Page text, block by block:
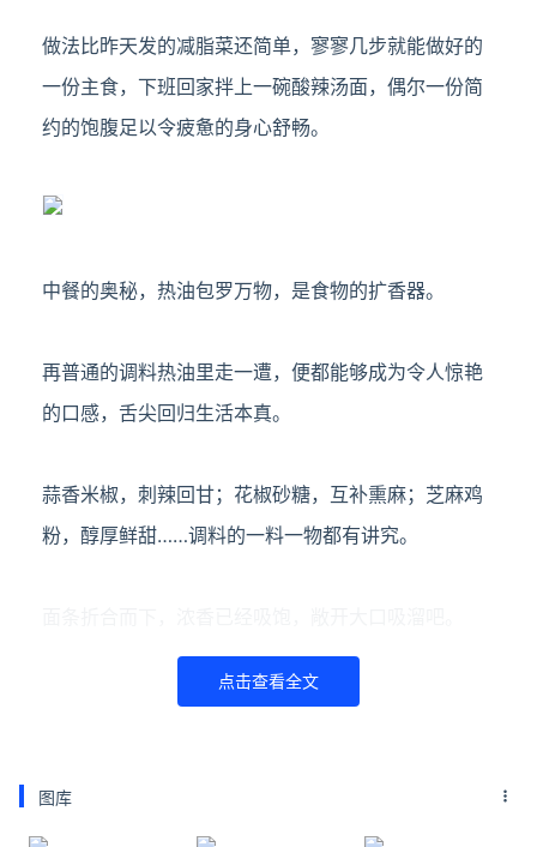
做法比昨天发的减脂菜还简单，寥寥几步就能做好的
一份主食，下班回家拌上一碗酸辣汤面，偶尔一份简
约的饱腹足以令疲惫的身心舒畅。
中餐的奥秘，热油包罗万物，是食物的扩香器。
再普通的调料热油里走一遭，便都能够成为令人惊艳
的口感，舌尖回归生活本真。
蒜香米椒，刺辣回甘；花椒砂糖，互补熏麻；芝麻鸡
粉，醇厚鲜甜……调料的一料一物都有讲究。
点击查看全文
图库